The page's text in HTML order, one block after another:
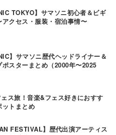
TOKYO】サマソニ初心者＆ビギ
クセス・服装・宿泊事情〜
】サマソニ歴代ヘッドライナー＆
スターまとめ（2000年〜2025
ス旅！音楽&フェス好きにおすす
ットまとめ
FESTIVAL】歴代出演アーティス